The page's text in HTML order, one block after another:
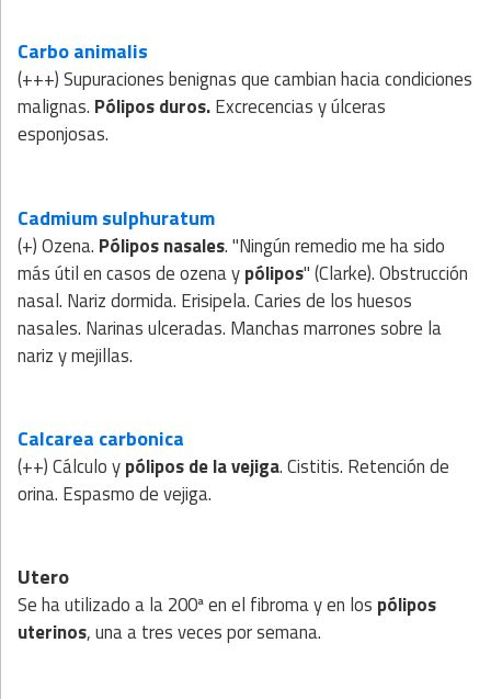
Carbo animalis
(+++) Supuraciones benignas que cambian hacia condiciones
malignas. Pólipos duros.Excrecencias y úlceras
esponjosas.
Cadmium sulphuratum
(+) Ozena. Pólipos nasales. "Ningún remedio me ha sido
más útil en casos de ozena ypólipos" (Clarke). Obstrucción
nasal. Nariz dormida. Erisipela. Caries de los huesos
nasales. Narinas ulceradas. Manchas marrones sobre la
nariz y mejillas.
Calcarea carbonica
(++) Cálculo ypólipos de la vejiga. Cistitis. Retención de
orina. Espasmo de vejiga.
Utero
Se ha utilizado a la 200ª en el fibroma y en los pólipos
uterinos, una a tres veces por semana.